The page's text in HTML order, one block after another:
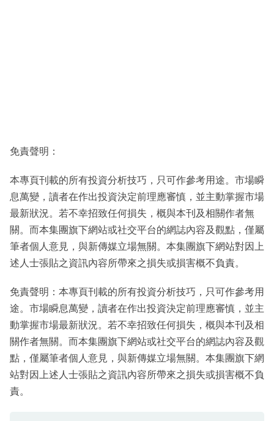
免責聲明：
本專頁刊載的所有投資分析技巧，只可作參考用途。市場瞬
息萬變，讀者在作出投資決定前理應審慎，並主動掌握市場
最新狀況。若不幸招致任何損失，概與本刊及相關作者無
關。而本集團旗下網站或社交平台的網誌內容及觀點，僅屬
筆者個人意見，與新傳媒立場無關。本集團旗下網站對因上
述人士張貼之資訊內容所帶來之損失或損害概不負責。
免責聲明：本專頁刊載的所有投資分析技巧，只可作參考用
途。市場瞬息萬變，讀者在作出投資決定前理應審慎，並主
動掌握市場最新狀況。若不幸招致任何損失，概與本刊及相
關作者無關。而本集團旗下網站或社交平台的網誌內容及觀
點，僅屬筆者個人意見，與新傳媒立場無關。本集團旗下網
站對因上述人士張貼之資訊內容所帶來之損失或損害概不負
責。